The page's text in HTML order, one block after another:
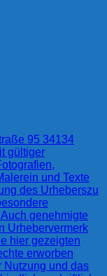
95 34134
gültiger
und Texte
des Urheberszu
genehmigte
Urhebervermerk
hier gezeigten
erworben
Nutzung und das